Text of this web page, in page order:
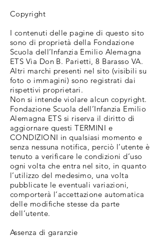
Copyright
I contenuti delle pagine di questo sito
sono di proprietà della Fondazione
Scuola dell’Infanzia Emilio Alemagna
ETS Via Don B. Parietti, 8 Barasso VA.
Altri marchi presenti nel sito (visibili su
foto o immagini) sono registrati dai
rispettivi proprietari.
Non si intende violare alcun copyright.
Fondazione Scuola dell’Infanzia Emilio
Alemagna ETS si riserva il diritto di
aggiornare questi TERMINI e
CONDIZIONI in qualsiasi momento e
senza nessuna notifica, perciò l’utente è
tenuto a verificare le condizioni d’uso
ogni volta che entra nel sito, in quanto
l’utilizzo del medesimo, una volta
pubblicate le eventuali variazioni,
comporterà l’accettazione automatica
delle modifiche stesse da parte
dell’utente.
Assenza di garanzie